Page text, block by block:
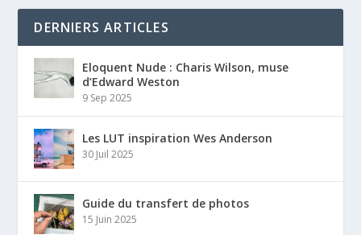
DERNIERS ARTICLES
Eloquent Nude : Charis Wilson, muse
d’Edward Weston
9 Sep 2025
Les LUT inspiration Wes Anderson
30 Juil 2025
Guide du transfert de photos
15 Juin 2025